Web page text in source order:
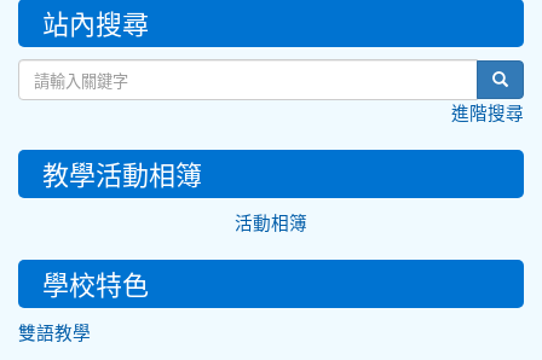
::: 站內搜尋
進階搜尋
教學活動相簿
活動相簿
學校特色
雙語教學